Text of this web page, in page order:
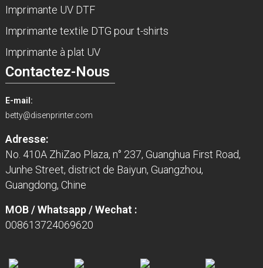
Imprimante UV DTF
Imprimante textile DTG pour t-shirts
Imprimante à plat UV
Contactez-Nous
E-mail:
betty@disenprinter.com
Adresse:
No. 410A ZhiZao Plaza, n° 237, Guanghua First Road,
Junhe Street, district de Baiyun, Guangzhou,
Guangdong, Chine
MOB / Whatsapp / Wechat :
008613724069620